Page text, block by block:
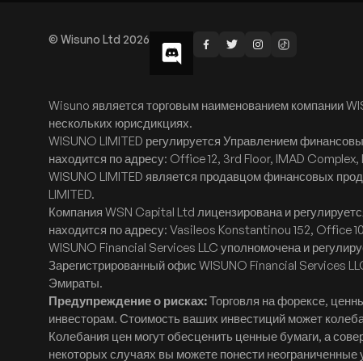
© Wisuno Ltd 2026
Wisuno является торговым наименованием компании
нескольких юрисдикциях.
WISUNO LIMITED регулируется Управлением
находится по адресу: Office 12, 3rd Floor, IMAD
WISUNO LIMITED является продавцом финансовых
LIMITED.
Компания WSN Capital Ltd лицензирована и
находится по адресу: Vasileos Konstantinou 152, Office
WISUNO Financial Services LLC уполномочена и
Зарегистрированный офис WISUNO Financial Services
Эмираты.
Предупреждение о рисках:Торговля на форексе,
инвесторам. Стоимость ваших инвестиций может
Колебания цен могут обесценить ценные бумаги, а
некоторых случаях вы можете понести